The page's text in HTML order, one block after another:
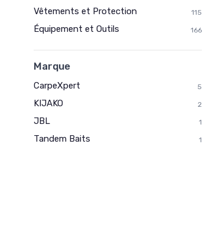
Vêtements et Protection 115
Équipement et Outils 166
Marque
CarpeXpert 5
KIJAKO 2
JBL 1
Tandem Baits 1